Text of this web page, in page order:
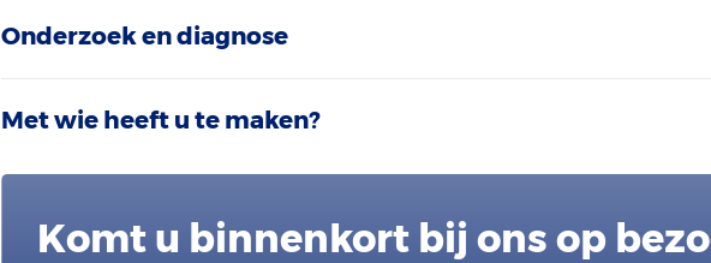
Onderzoek en diagnose
Met wie heeft u te maken?
Komt u binnenkort bij ons op